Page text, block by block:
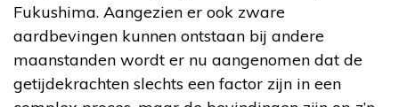
Fukushima. Aangezien er ook zware
aardbevingen kunnen ontstaan bij andere
maanstanden wordt er nu aangenomen dat de
getijdekrachten slechts een factor zijn in een